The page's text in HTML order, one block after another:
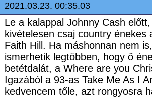
2021.03.23. 00:35.03
Le a kalappal Johnny Cash
kivételesen csaj country énekes
Faith Hill. Ha máshonnan nem
ismerhetik legtöbben, hogy ő
betétdalát, a Where are you
Igazából a 93-as Take Me As I
kedvencem tőle, azt rongyosra